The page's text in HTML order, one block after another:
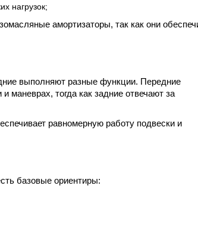
нагрузок;
амортизаторы, так как они
выполняют разные функции. Передние
маневрах, тогда как задние отвечают за
равномерную работу подвески и
базовые ориентиры: